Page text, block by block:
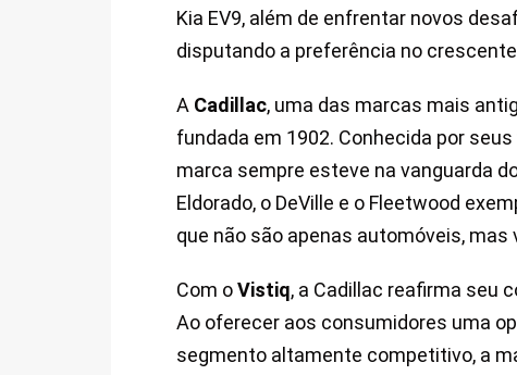
Kia EV9, além de enfrentar novos
disputando a preferência no
A Cadillac, uma das marcas mais
fundada em 1902. Conhecida por
marca sempre esteve na vanguarda
Eldorado, o DeVille e o Fleetwood
que não são apenas automóveis,
Com oVistiq, a Cadillac reafirma seu
Ao oferecer aos consumidores uma
segmento altamente competitivo, a